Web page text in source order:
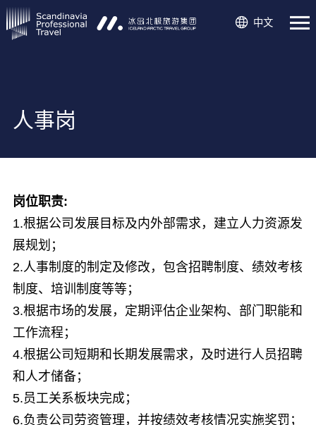
中文
人事岗
岗位职责:
1.根据公司发展目标及内外部需求，建立人力资源发
展规划；
2.人事制度的制定及修改，包含招聘制度、绩效考核
制度、培训制度等等；
3.根据市场的发展，定期评估企业架构、部门职能和
工作流程；
4.根据公司短期和长期发展需求，及时进行人员招聘
和人才储备；
5.员工关系板块完成；
6.负责公司劳资管理，并按绩效考核情况实施奖罚；